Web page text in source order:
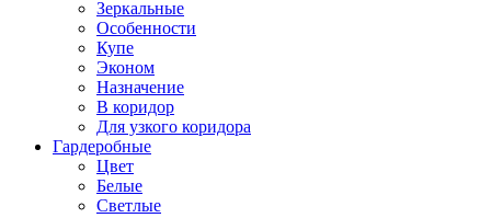
Зеркальные
Особенности
Купе
Эконом
Назначение
В коридор
Для узкого коридора
Гардеробные
Цвет
Белые
Светлые